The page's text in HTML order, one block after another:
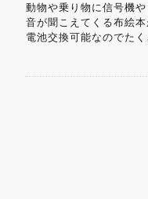
動物や乗り物に信号機
音が聞こえてくる布絵本
電池交換可能なのでた